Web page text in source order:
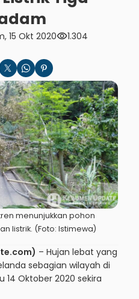
15 Okt 2020visibility1.304
menunjukkan pohon
listrik. (Foto: Istimewa)
– Hujan lebat yang
sebagian wilayah di
14 Oktober 2020 sekira